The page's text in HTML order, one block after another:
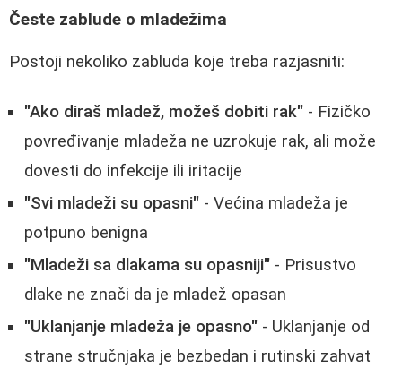
Česte zablude o mladežima
Postoji nekoliko zabluda koje treba razjasniti:
"Ako diraš mladež, možeš dobiti rak" - Fizičko
povređivanje mladeža ne uzrokuje rak, ali može
dovesti do infekcije ili iritacije
"Svi mladeži su opasni" - Većina mladeža je
potpuno benigna
"Mladeži sa dlakama su opasniji" - Prisustvo
dlake ne znači da je mladež opasan
"Uklanjanje mladeža je opasno" - Uklanjanje od
strane stručnjaka je bezbedan i rutinski zahvat